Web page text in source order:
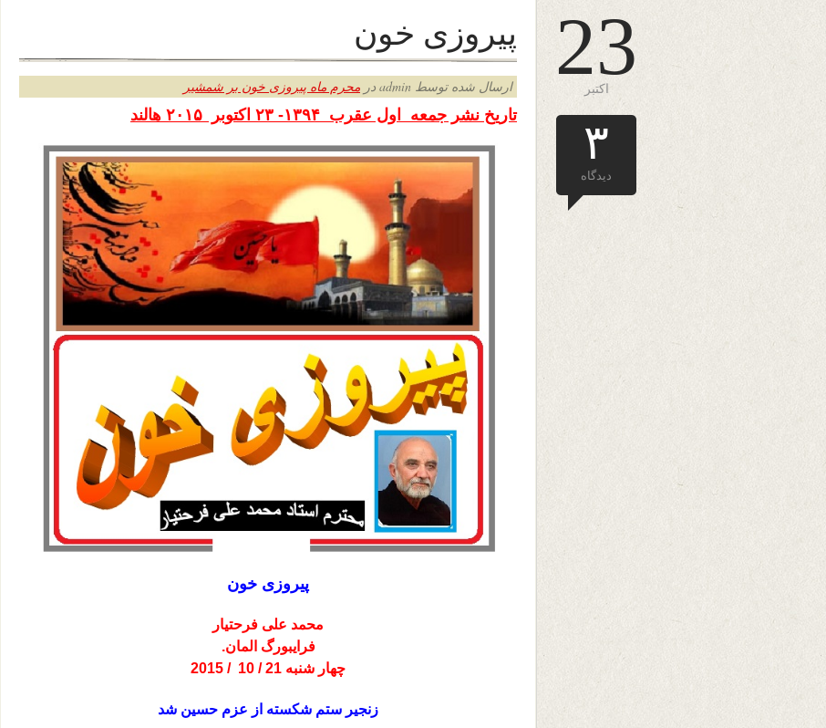
23
اکتبر
۳
دیدگاه
پيروزى خون
ارسال شده توسط admin در محرم ماه پیروزی خون بر شمشیر
تاریخ نشر جمعه اول عقرب ۱۳۹۴- ۲۳ اکتوبر ۲۰۱۵ هالند
پيروزى خون
محمد على فرحتيار
فرايبورگ المان.
چهار شنبه 21 / 10 / 2015
زنجير ستم شكسته از عزم حسين شد